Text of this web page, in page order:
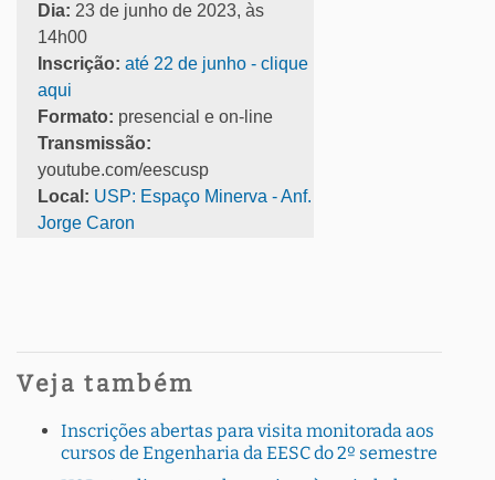
Dia: 23 de junho de 2023, às
14h00
Inscrição: até 22 de junho - clique
aqui
Formato: presencial e on-line
Transmissão:
youtube.com/eescusp
Local: USP: Espaço Minerva - Anf.
Jorge Caron
Veja também
Inscrições abertas para visita monitorada aos
cursos de Engenharia da EESC do 2º semestre